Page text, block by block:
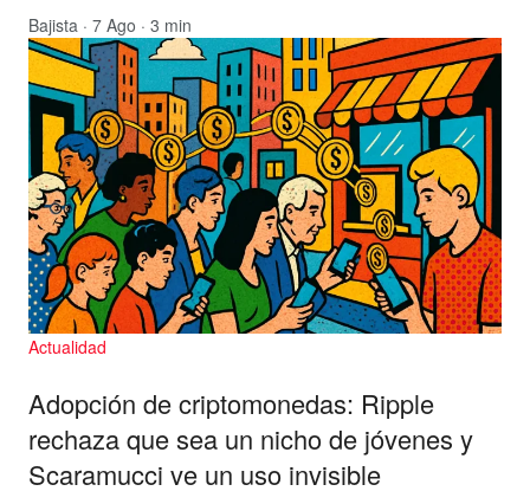
Bajista · 7 Ago · 3 min
Actualidad
Adopción de criptomonedas: Ripple
rechaza que sea un nicho de jóvenes y
Scaramucci ve un uso invisible